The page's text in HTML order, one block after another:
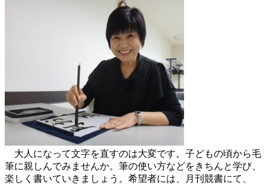
大人になって文字を直すのは大変です。子どもの頃から毛
筆に親しんでみませんか。筆の使い方などをきちんと学び、
楽しく書いていきましょう。希望者には、月刊競書にて、